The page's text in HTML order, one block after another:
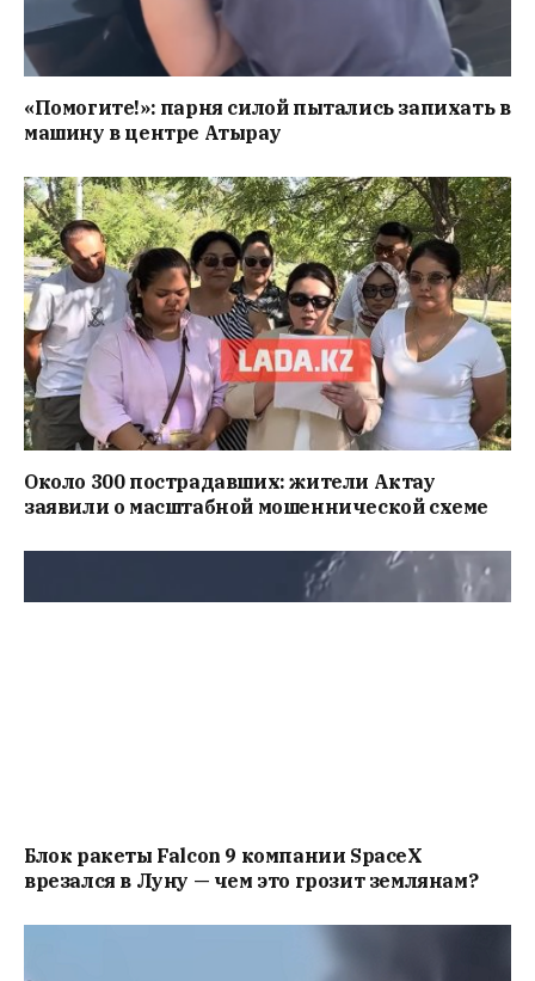
«Помогите!»: парня силой пытались запихать в
машину в центре Атырау
Около 300 пострадавших: жители Актау
заявили о масштабной мошеннической схеме
Блок ракеты Falcon 9 компании SpaceX
врезался в Луну — чем это грозит землянам?